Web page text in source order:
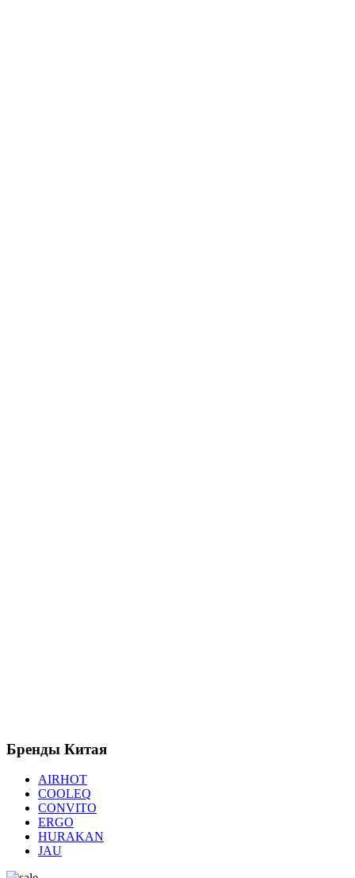
Бренды Китая
AIRHOT
COOLEQ
CONVITO
ERGO
HURAKAN
JAU